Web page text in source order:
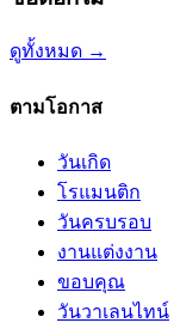
ดูทั้งหมด →
ตามโอกาส
วันเกิด
โรแมนติก
วันครบรอบ
งานแต่งงาน
ขอบคุณ
วันวาเลนไทน์